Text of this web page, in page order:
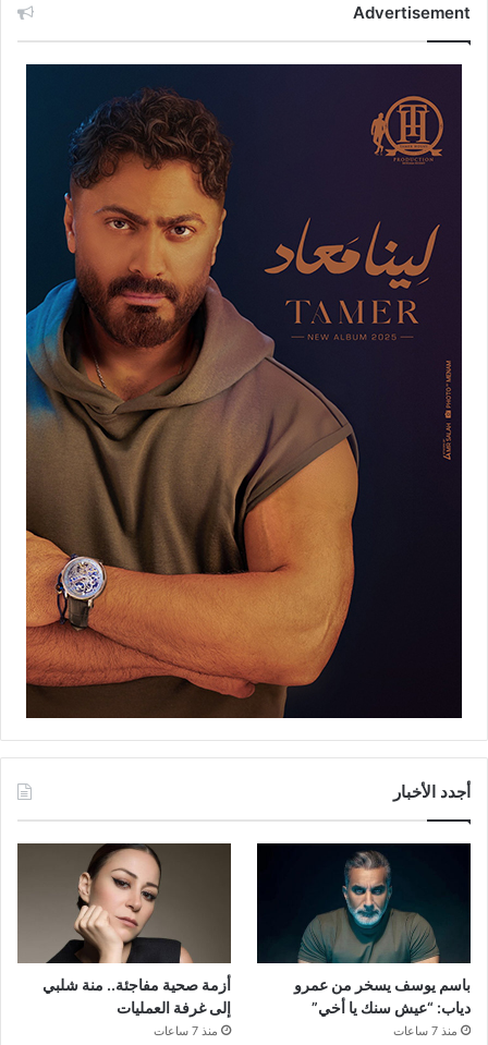
Advertisement
أجدد الأخبار
باسم يوسف يسخر من عمرو
دياب: “عيش سنك يا أخي”
منذ 7 ساعات
أزمة صحية مفاجئة.. منة شلبي
إلى غرفة العمليات
منذ 7 ساعات